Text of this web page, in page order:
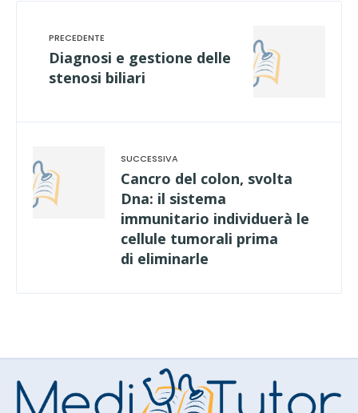
Diagnosi e gestione delle
stenosi biliari
Cancro del colon, svolta
Dna: il sistema
immunitario individuerà le
cellule tumorali prima
di eliminarle